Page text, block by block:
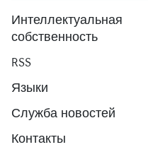
Интеллектуальная
собственность
RSS
Языки
Служба новостей
Контакты